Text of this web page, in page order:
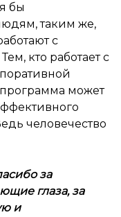
бы
таким же,
с
кто работает с
может
человечество
за
глаза, за
и